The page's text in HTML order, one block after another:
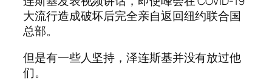
大流行造成破坏后完全亲自返回纽约联合国
总部。
但是有一些人坚持，泽连斯基并没有放过他
们。